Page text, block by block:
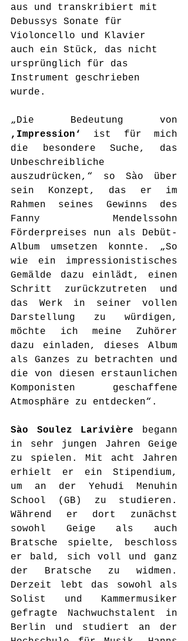
aus und transkribiert mit
Debussys Sonate für
Violoncello und Klavier
auch ein Stück, das nicht
ursprünglich für das
Instrument geschrieben
wurde.
„Die Bedeutung von
,Impression‘
ist für mich
die besondere Suche, das
Unbeschreibliche
auszudrücken,“ so Sào über
sein Konzept, das er im
Rahmen seines Gewinns des
Fanny Mendelssohn
Förderpreises nun als Debüt-
Album umsetzen konnte. „So
wie ein impressionistisches
Gemälde dazu einlädt, einen
Schritt zurückzutreten und
das Werk in seiner vollen
Darstellung zu würdigen,
möchte ich meine Zuhörer
dazu einladen, dieses Album
als Ganzes zu betrachten und
die von diesen erstaunlichen
Komponisten geschaffene
Atmosphäre zu entdecken“.
Sào Soulez Larivière begann
in sehr jungen Jahren Geige
zu spielen. Mit acht Jahren
erhielt er ein Stipendium,
um an der Yehudi Menuhin
School (GB) zu studieren.
Während er dort zunächst
sowohl Geige als auch
Bratsche spielte, beschloss
er bald, sich voll und ganz
der Bratsche zu widmen.
Derzeit lebt das sowohl als
Solist und Kammermusiker
gefragte Nachwuchstalent in
Berlin und studiert an der